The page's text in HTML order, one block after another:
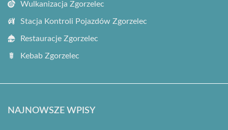
Wulkanizacja Zgorzelec
Stacja Kontroli Pojazdów Zgorzelec
Restauracje Zgorzelec
Kebab Zgorzelec
NAJNOWSZE WPISY